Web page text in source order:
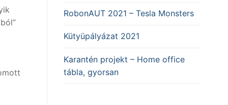
RobonAUT 2021 – Tesla Monsters
Kütyüpályázat 2021
Karantén projekt – Home office
tábla, gyorsan